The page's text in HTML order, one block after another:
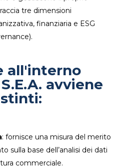
tre dimensioni
finanziaria e ESG
all'interno
avviene
: fornisce una misura del merito
sulla base dell’analisi dei dati
commerciale.